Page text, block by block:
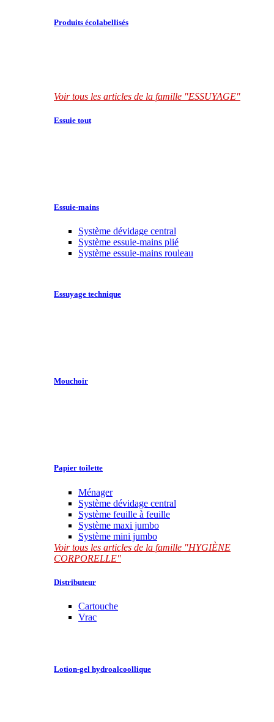
Produits écolabellisés
Voir tous les articles de la famille "ESSUYAGE"
Essuie tout
Essuie-mains
Système dévidage central
Système essuie-mains plié
Système essuie-mains rouleau
Essuyage technique
Mouchoir
Papier toilette
Ménager
Système dévidage central
Système feuille à feuille
Système maxi jumbo
Système mini jumbo
Voir tous les articles de la famille "HYGIÈNE
CORPORELLE"
Distributeur
Cartouche
Vrac
Lotion-gel hydroalcoollique